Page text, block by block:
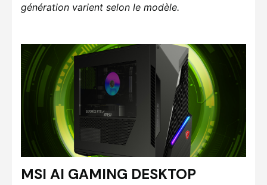
génération varient selon le modèle.
MSI AI GAMING DESKTOP